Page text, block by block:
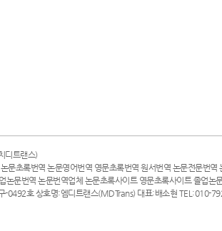
디트랜스)
문초록번역 논문영어번역 영문초록번역 원서번역 논문전문번
논문번역 논문번역업체 논문초록사이트 영문초록사이트 졸업논
0492호 상호명:엠디트랜스(MDTrans) 대표:배소현 TEL:010-